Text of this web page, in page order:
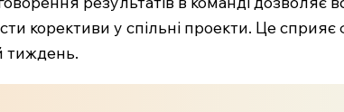
корективи у спільні проекти. Це
тиждень.